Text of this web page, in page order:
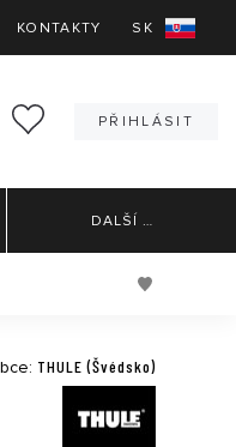
KONTAKTY SK
PŘIHLÁSIT
DALŠÍ …
THULE (Švédsko)